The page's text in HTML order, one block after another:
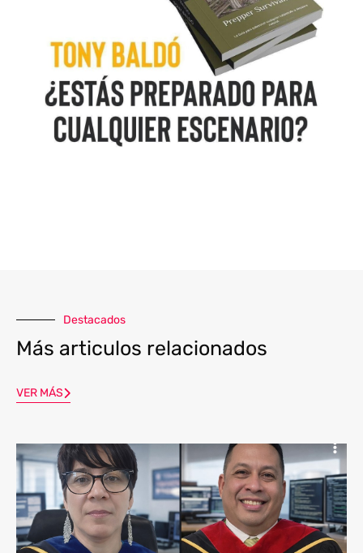
Destacados
Más articulos relacionados
VER MÁS